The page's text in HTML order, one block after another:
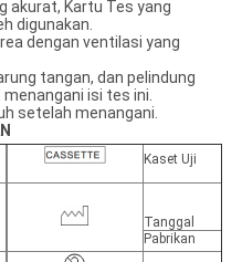
akurat, Kartu Tes yang
digunakan.
dengan ventilasi yang
tangan, dan pelindung
isi tes ini.
setelah menangani.
Kaset Uji
Tanggal
Pabrikan